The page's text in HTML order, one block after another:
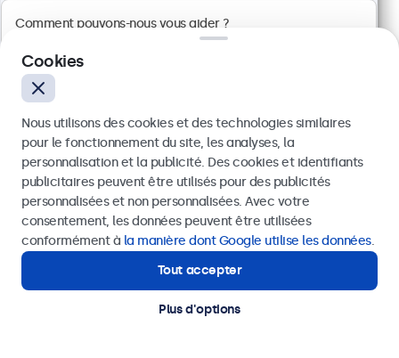
Écran Tactile 22 Pouces en Métal
Référence :
22TS7M
100+ pièces en stock
Écran tactile Full HD multipoint
Envoyer
Ou appelez-nous au+41 43 50 80 772
Contactez nos spécialistes.
Cookies
Nous utilisons des cookies et des technologies similaires
pour le fonctionnement du site, les analyses, la
personnalisation et la publicité. Des cookies et identifiants
publicitaires peuvent être utilisés pour des publicités
personnalisées et non personnalisées. Avec votre
consentement, les données peuvent être utilisées
conformément à la manière dont Google utilise les données.
Tout accepter
Plus d'options